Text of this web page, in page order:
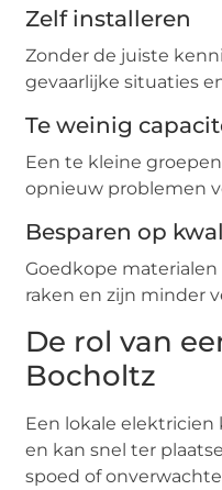
Zelf installeren
Zonder de juiste
gevaarlijke situaties
Te weinig
Een te kleine
opnieuw problemen
Besparen op
Goedkope
raken en zijn minder
De rol van
Bocholtz
Een lokale
en kan snel ter
spoed of